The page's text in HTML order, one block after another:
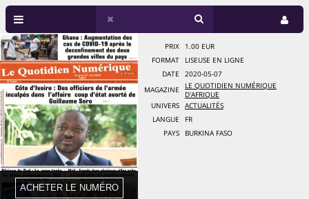
PRIX
1.00 EUR
FORMAT
LISEUSE EN LIGNE
DATE
2020-05-07
MAGAZINE
LE QUOTIDIEN NUMÉRIQUE
D'AFRIQUE
UNIVERS
ACTUALITÉS
LANGUE
FR
PAYS
BURKINA FASO